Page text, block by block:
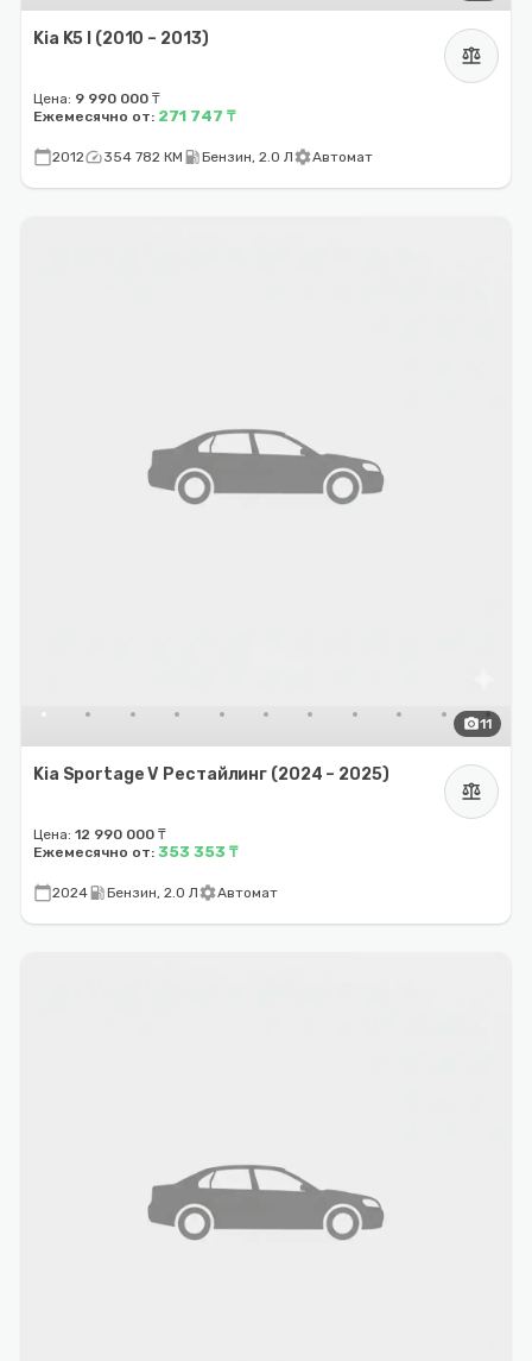
Kia K5 I (2010 – 2013)
balance
Цена: 9 990 000 ₸
Ежемесячно от: 271 747 ₸
calendar_today2012speed354 782 КМ local_gas_stationБензин, 2.0 ЛsettingsАвтомат
photo_camera11
Kia Sportage V Рестайлинг (2024 – 2025)
balance
Цена: 12 990 000 ₸
Ежемесячно от: 353 353 ₸
calendar_today2024local_gas_stationБензин, 2.0 ЛsettingsАвтомат